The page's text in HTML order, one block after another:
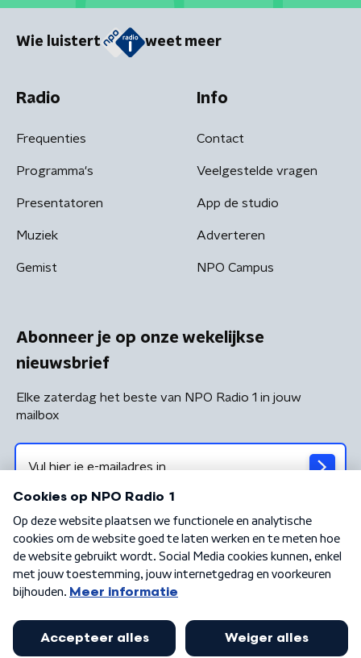
Wie luistert weet meer
Radio
Frequenties
Programma's
Presentatoren
Muziek
Gemist
Info
Contact
Veelgestelde vragen
App de studio
Adverteren
NPO Campus
Abonneer je op onze wekelijkse
nieuwsbrief
Elke zaterdag het beste van NPO Radio 1 in jouw
mailbox
Algemene voorwaarden